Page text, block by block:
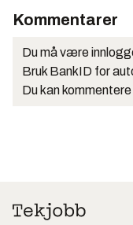
Kommentarer
Du må være
Bruk BankID for
Du kan